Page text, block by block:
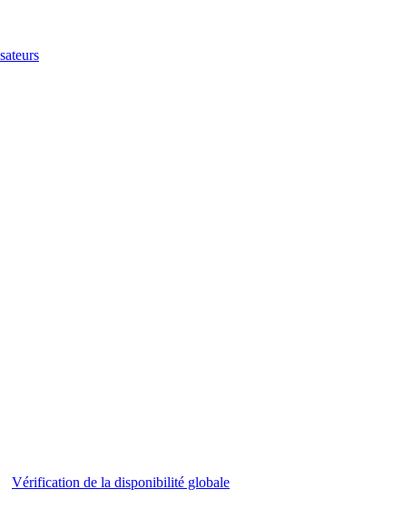
Vérification de la disponibilité globale